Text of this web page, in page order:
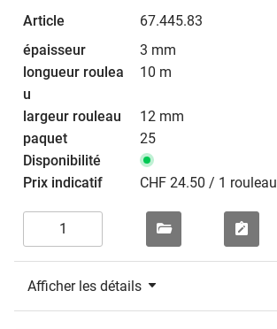
67.445.83
3 mm
10 m
12 mm
25
CHF 24.50 / 1 rouleau
Afficher les détails